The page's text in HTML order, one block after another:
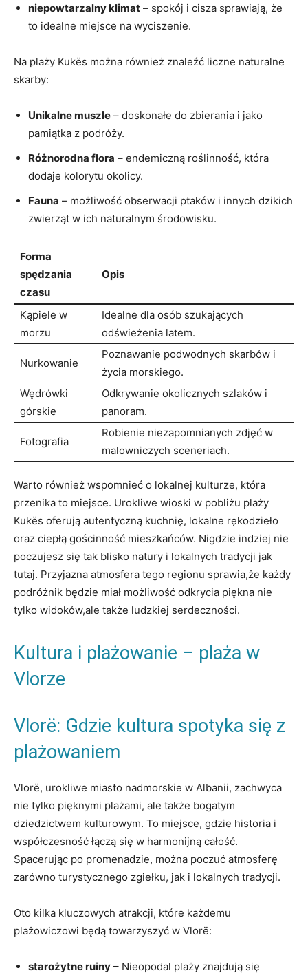
niepowtarzalny klimat – spokój ⁣i‌ cisza ‍sprawiają,⁤ że‍
to idealne miejsce na wyciszenie.
Na plaży Kukës ‍można również ​znaleźć liczne naturalne
skarby:
Unikalne muszle – doskonałe ‍do zbierania i jako
pamiątka​ z podróży.
Różnorodna flora – endemiczną roślinność, która
dodaje kolorytu okolicy.
Fauna – możliwość obserwacji ptaków i innych dzikich
zwierząt‌ w ich naturalnym⁢ środowisku.
Forma
spędzania
czasu
Opis
Kąpiele w​
morzu
Idealne dla osób ⁤szukających ​
odświeżenia latem.
Nurkowanie
Poznawanie podwodnych ​skarbów​ i
życia ‌morskiego.
Wędrówki
górskie
Odkrywanie okolicznych szlaków i
panoram.
Fotografia
Robienie niezapomnianych zdjęć ⁣w
malowniczych sceneriach.
Warto również wspomnieć o lokalnej kulturze, ‌która
przenika⁢ to miejsce. Urokliwe ​wioski ⁣w pobliżu plaży
Kukës oferują autentyczną kuchnię, lokalne rękodzieło⁢
oraz ⁢ciepłą gościnność mieszkańców. Nigdzie indziej nie
poczujesz‍ się tak blisko natury i lokalnych​ tradycji jak
tutaj. Przyjazna atmosfera tego​ regionu sprawia,że ‌każdy
podróżnik będzie miał⁤ możliwość odkrycia piękna nie
tylko widoków,ale także ludzkiej serdeczności.
Kultura i plażowanie – plaża w
Vlorze
Vlorë: ⁤Gdzie kultura spotyka się z⁢
plażowaniem
Vlorë, urokliwe miasto ​nadmorskie w ​Albanii, zachwyca
nie tylko pięknymi plażami, ale także bogatym
dziedzictwem kulturowym. To ⁣miejsce, gdzie historia i
współczesność ⁢łączą się ⁤w harmonijną całość.
‌Spacerując po‌ promenadzie, można poczuć atmosferę
zarówno turystycznego ‌zgiełku, jak i lokalnych tradycji.
Oto ⁤kilka​ kluczowych atrakcji, które każdemu
plażowiczowi‌ będą towarzyszyć w Vlorë:
starożytne‌ ruiny – Nieopodal⁤ plaży ⁢znajdują się